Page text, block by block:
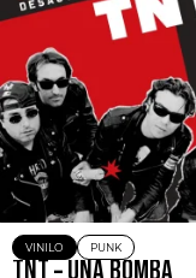
VINILO PUNK
TNT – UNA BOMBA